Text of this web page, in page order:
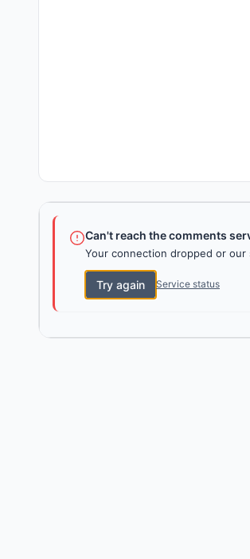
Can't reach the comments
Your connection dropped or
Try again Service status